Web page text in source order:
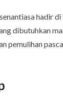
hadir
dibutuhkan
pemulihan